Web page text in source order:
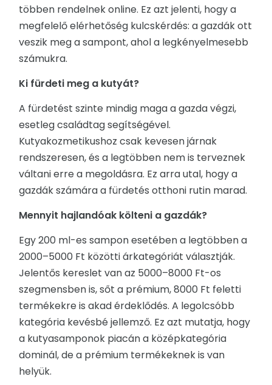
többen rendelnek online. Ez azt jelenti, hogy a
megfelelő elérhetőség kulcskérdés: a gazdák ott
veszik meg a sampont, ahol a legkényelmesebb
számukra.
Ki fürdeti meg a kutyát?
A fürdetést szinte mindig maga a gazda végzi,
esetleg családtag segítségével.
Kutyakozmetikushoz csak kevesen járnak
rendszeresen, és a legtöbben nem is terveznek
váltani erre a megoldásra. Ez arra utal, hogy a
gazdák számára a fürdetés otthoni rutin marad.
Mennyit hajlandóak költeni a gazdák?
Egy 200 ml-es sampon esetében a legtöbben a
2000–5000 Ft közötti árkategóriát választják.
Jelentős kereslet van az 5000–8000 Ft-os
szegmensben is, sőt a prémium, 8000 Ft feletti
termékekre is akad érdeklődés. A legolcsóbb
kategória kevésbé jellemző. Ez azt mutatja, hogy
a kutyasamponok piacán a középkategória
dominál, de a prémium termékeknek is van
helyük.